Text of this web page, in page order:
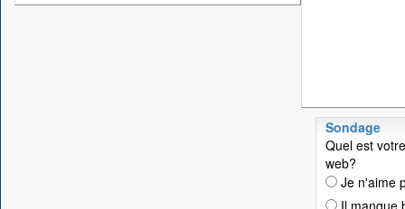
Sondage
Quel est
web?
Je n'aime